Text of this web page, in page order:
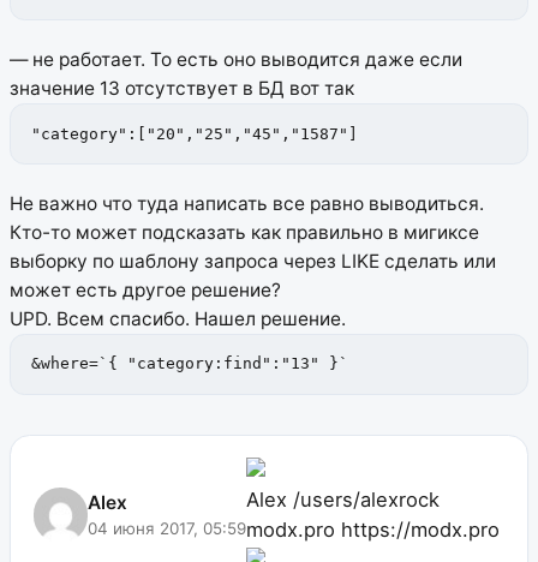
— не работает. То есть оно выводится даже если
значение 13 отсутствует в БД вот так
"category":["20","25","45","1587"]
Не важно что туда написать все равно выводиться.
Кто-то может подсказать как правильно в мигиксе
выборку по шаблону запроса через LIKE сделать или
может есть другое решение?
UPD. Всем спасибо. Нашел решение.
&where=`{ "category:find":"13" }`
Alex
04 июня 2017, 05:59
Alex /users/alexrock
modx.pro https://modx.pro